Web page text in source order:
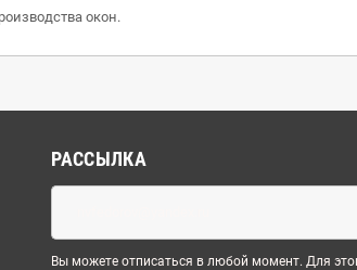
окон.
РАССЫЛКА
Вы можете отписаться в любой момент. Для